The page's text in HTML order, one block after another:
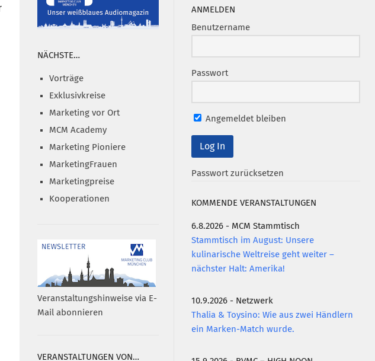
ANMELDEN
Benutzername
Passwort
Angemeldet bleiben
Passwort zurücksetzen
KOMMENDE VERANSTALTUNGEN
6.8.2026 - MCM Stammtisch
Stammtisch im August: Unsere
kulinarische Weltreise geht weiter –
nächster Halt: Amerika!
10.9.2026 - Netzwerk
Thalia & Toysino: Wie aus zwei Händlern
ein Marken-Match wurde.
NÄCHSTE…
Vorträge
Exklusivkreise
Marketing vor Ort
MCM Academy
Marketing Pioniere
MarketingFrauen
Marketingpreise
Kooperationen
Veranstaltungshinweise via E-
Mail abonnieren
VERANSTALTUNGEN VON…